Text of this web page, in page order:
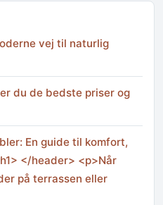
vej til naturlig
du de bedste priser og
En guide til komfort,
</header> <p>Når
på terrassen eller